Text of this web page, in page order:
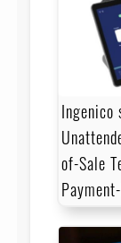
Ingenico
of-Sale